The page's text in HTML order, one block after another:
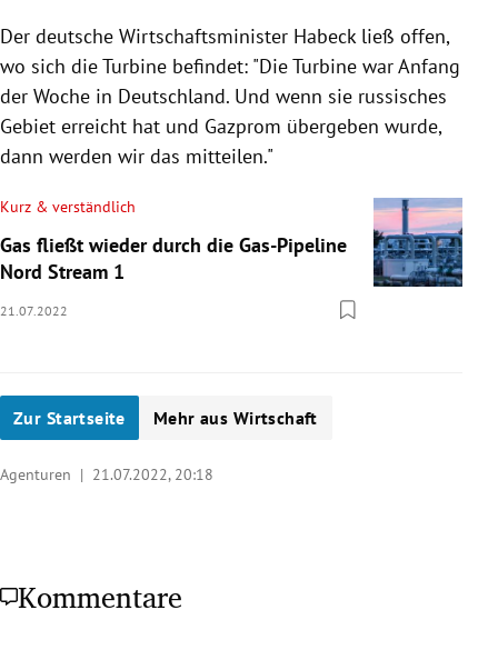
Der deutsche Wirtschaftsminister Habeck ließ offen,
wo sich die Turbine befindet: "Die Turbine war Anfang
der Woche in Deutschland. Und wenn sie russisches
Gebiet erreicht hat und Gazprom übergeben wurde,
dann werden wir das mitteilen."
Kurz & verständlich
Gas fließt wieder durch die Gas-Pipeline
Nord Stream 1
21.07.2022
Zur Startseite Mehr aus Wirtschaft
Agenturen | 21.07.2022, 20:18
Kommentare